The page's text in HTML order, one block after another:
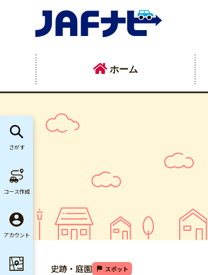
ホーム
史跡・庭園 スポット
さがす
コース作成
アカウント